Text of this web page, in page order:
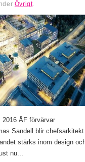
Övrigt.
2016 ÅF förvärvar
Sandell blir
stärks inom design
nu...